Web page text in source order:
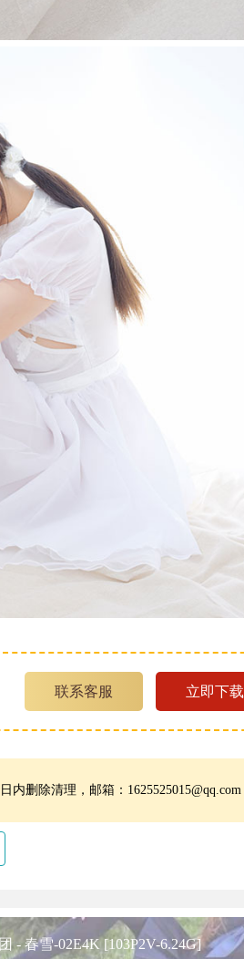
联系客服 立即下载
删除清理，邮箱：1625525015@qq.com
- 春雪-02E4K [103P2V-6.24G]